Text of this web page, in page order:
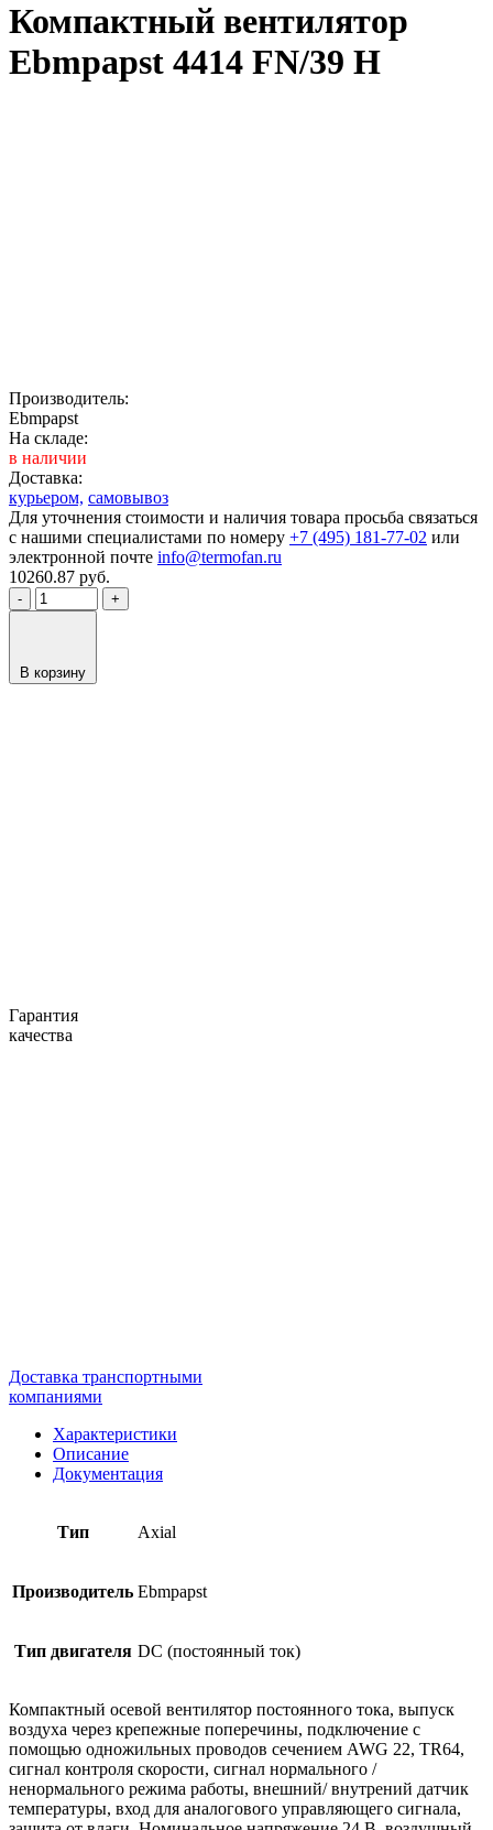
Компактный вентилятор
Ebmpapst 4414 FN/39 H
Производитель:
Ebmpapst
На складе:
в наличии
Доставка:
курьером, самовывоз
Для уточнения стоимости и наличия товара просьба связаться
с нашими специалистами по номеру +7 (495) 181-77-02 или
электронной почте info@termofan.ru
10260.87 руб.
- +
В корзину
Гарантия
качества
Доставка транспортными
компаниями
Характеристики
Описание
Документация
Тип Axial
Производитель Ebmpapst
Тип двигателя DC (постоянный ток)
Компактный осевой вентилятор постоянного тока, выпуск
воздуха через крепежные поперечины, подключение с
помощью одножильных проводов сечением AWG 22, TR64,
сигнал контроля скорости, сигнал нормального /
ненормального режима работы, внешний/ внутрений датчик
температуры, вход для аналогового управляющего сигнала,